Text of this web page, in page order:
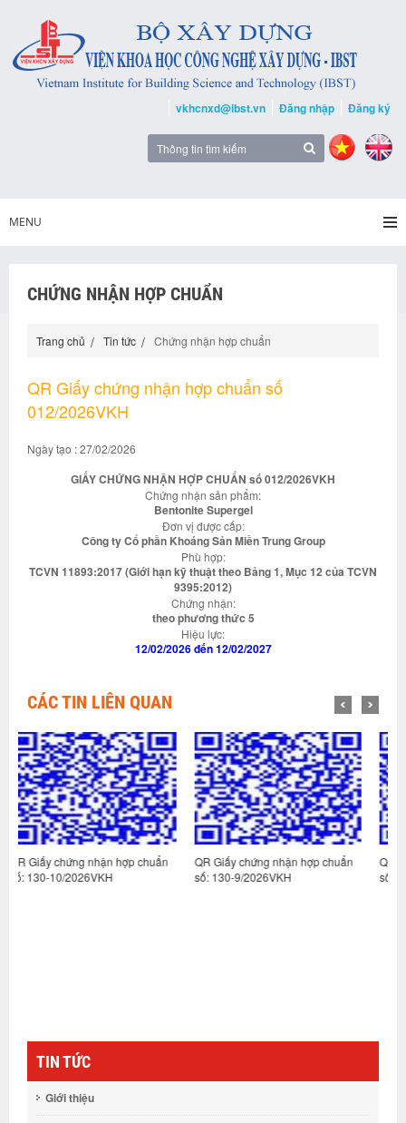
vkhcnxd@ibst.vn Đăng nhập Đăng ký
MENU
CHỨNG NHẬN HỢP CHUẨN
Trang chủ Tin tức Chứng nhận hợp chuẩn
QR Giấy chứng nhận hợp chuẩn số
012/2026VKH
Ngày tạo : 27/02/2026
GIẤY CHỨNG NHẬN HỢP CHUẨN số 012/2026VKH
Chứng nhận sản phẩm:
Bentonite Supergel
Đơn vị được cấp:
Công ty Cổ phần Khoáng Sản Miền Trung Group
Phù hợp:
TCVN 11893:2017 (Giới hạn kỹ thuật theo Bảng 1, Mục 12 của TCVN
9395:2012)
Chứng nhận:
theo phương thức 5
Hiệu lực:
12/02/2026 đến 12/02/2027
CÁC TIN LIÊN QUAN
chuẩn
QR Giấy chứng nhận hợp chuẩn
số: 130-9/2026VKH
QR Giấy chứng nhận hợp
số 171/2024VKH-2
TIN TỨC
Giới thiệu